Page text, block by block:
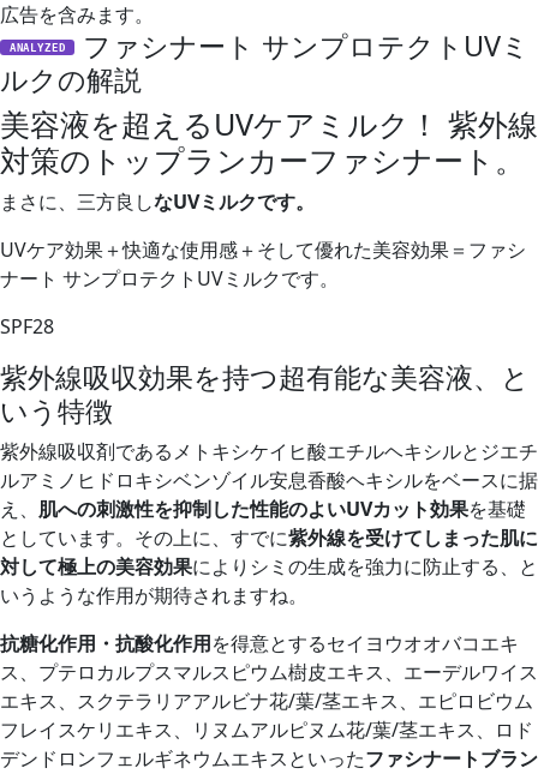
広告を含みます。
ANALYZED
ファシナート サンプロテクトUVミ
ルクの解説
美容液を超えるUVケアミルク！ 紫外線
対策のトップランカーファシナート。
まさに、三方良しなUVミルクです。
UVケア効果＋快適な使用感＋そして優れた美容効果＝ファシ
ナート サンプロテクトUVミルクです。
SPF28
紫外線吸収効果を持つ超有能な美容液、と
いう特徴
紫外線吸収剤であるメトキシケイヒ酸エチルヘキシルとジエチ
ルアミノヒドロキシベンゾイル安息香酸ヘキシルをベースに据
え、 肌への刺激性を抑制した性能のよいUVカット効果を基礎
としています。その上に、すでに紫外線を受けてしまった肌に
対して極上の美容効果によりシミの生成を強力に防止する、と
いうような作用が期待されますね。
抗糖化作用・抗酸化作用を得意とするセイヨウオオバコエキ
ス、プテロカルプスマルスピウム樹皮エキス、エーデルワイス
エキス、スクテラリアアルビナ花/葉/茎エキス、エピロビウム
フレイスケリエキス、リヌムアルピヌム花/葉/茎エキス、ロド
デンドロンフェルギネウムエキスといったファシナートブラン